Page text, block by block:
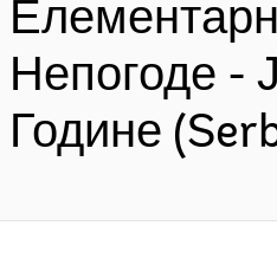
Непогоде -
Године